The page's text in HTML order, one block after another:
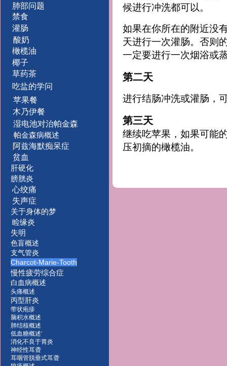
候进行冲洗都可以。
如果在你所在的附近没
天进行一次灌肠。否则
一定要进行一次烟浴或
第二天
进行结肠冲洗或灌肠，
第三天
继续吃苹果，如果可能
压初摘的橄榄油。
肺部问题
禁食
灌肠
酸奶
橄榄油
椰子
草药茶
吃盐的学问
苹果餐
木乃伊餐
湿电池对治帕金森
帕金森病概述
阿兹海默痴呆症
贫血
肝硬化
膀胱炎
心绞痛
失声症
关于身体的梦
睑缘炎
失明
色盲概述
支气管炎
Charcot-Marie-Tooth
慢性疲劳综合症
白血病概述
头痛概述
丙型肝炎
带状疱疹
脑积水概述
肺结核概述
低血糖概述‘
消化不良于胃炎
神经性耳聋
耳咽管脱垂式耳聋